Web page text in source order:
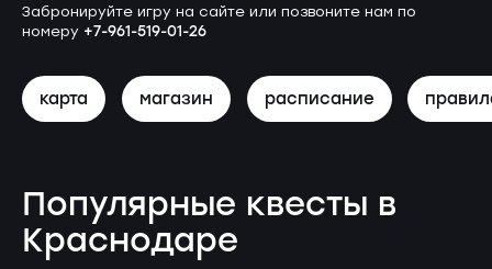
Забронируйте игру на сайте или позвоните нам по
номеру +7-961-519-01-26
карта магазин расписание
Популярные квесты в
Краснодаре